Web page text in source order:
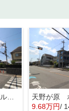
天野が原 ホリビル 2Ｃ
9.68万円/